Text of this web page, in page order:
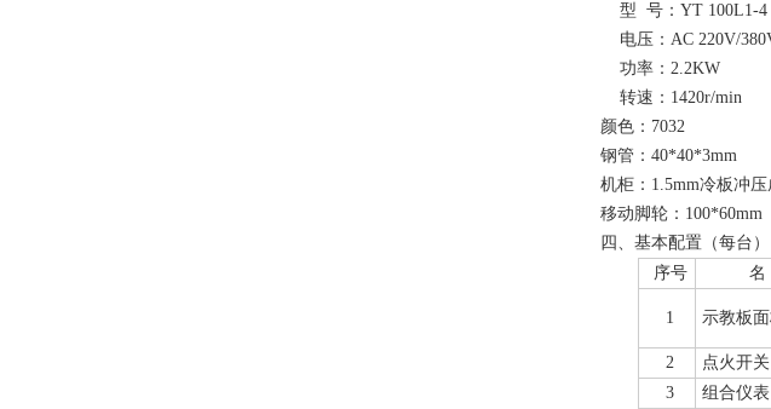
型 号：YT 100L1-4
电压：AC 220V/
功率：2.2KW
转速：1420r/min
颜色：7032
钢管：40*40*3mm
机柜：1.5mm冷板冲
移动脚轮：100*60mm
四、基本配置（每台）
序号
1 示教板面
2 点火开关
3
组合仪表